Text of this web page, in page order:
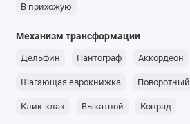
В прихожую
Механизм трансформации
Дельфин Пантограф Аккордеон
Шагающая еврокнижка Поворотный
Клик-клак Выкатной Конрад